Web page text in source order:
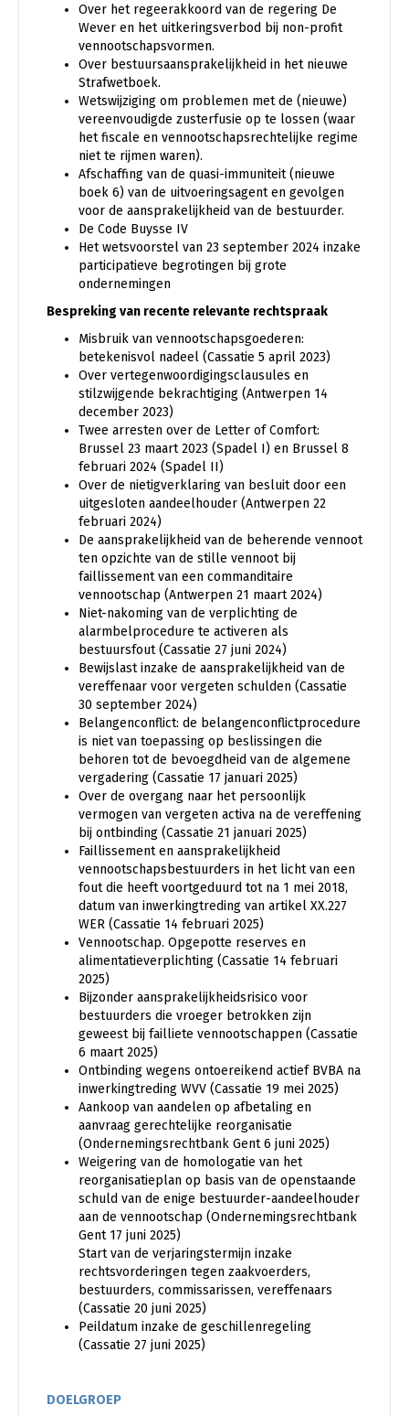
Over het regeerakkoord van de regering De
Wever en het uitkeringsverbod bij non-profit
vennootschapsvormen.
Over bestuursaansprakelijkheid in het nieuwe
Strafwetboek.
Wetswijziging om problemen met de (nieuwe)
vereenvoudigde zusterfusie op te lossen (waar
het fiscale en vennootschapsrechtelijke regime
niet te rijmen waren).
Afschaffing van de quasi-immuniteit (nieuwe
boek 6) van de uitvoeringsagent en gevolgen
voor de aansprakelijkheid van de bestuurder.
De Code Buysse IV
Het wetsvoorstel van 23 september 2024 inzake
participatieve begrotingen bij grote
ondernemingen
Bespreking van recente relevante rechtspraak
Misbruik van vennootschapsgoederen:
betekenisvol nadeel (Cassatie 5 april 2023)
Over vertegenwoordigingsclausules en
stilzwijgende bekrachtiging (Antwerpen 14
december 2023)
Twee arresten over de Letter of Comfort:
Brussel 23 maart 2023 (Spadel I) en Brussel 8
februari 2024 (Spadel II)
Over de nietigverklaring van besluit door een
uitgesloten aandeelhouder (Antwerpen 22
februari 2024)
De aansprakelijkheid van de beherende vennoot
ten opzichte van de stille vennoot bij
faillissement van een commanditaire
vennootschap (Antwerpen 21 maart 2024)
Niet-nakoming van de verplichting de
alarmbelprocedure te activeren als
bestuursfout (Cassatie 27 juni 2024)
Bewijslast inzake de aansprakelijkheid van de
vereffenaar voor vergeten schulden (Cassatie
30 september 2024)
Belangenconflict: de belangenconflictprocedure
is niet van toepassing op beslissingen die
behoren tot de bevoegdheid van de algemene
vergadering (Cassatie 17 januari 2025)
Over de overgang naar het persoonlijk
vermogen van vergeten activa na de vereffening
bij ontbinding (Cassatie 21 januari 2025)
Faillissement en aansprakelijkheid
vennootschapsbestuurders in het licht van een
fout die heeft voortgeduurd tot na 1 mei 2018,
datum van inwerkingtreding van artikel XX.227
WER (Cassatie 14 februari 2025)
Vennootschap. Opgepotte reserves en
alimentatieverplichting (Cassatie 14 februari
2025)
Bijzonder aansprakelijkheidsrisico voor
bestuurders die vroeger betrokken zijn
geweest bij failliete vennootschappen (Cassatie
6 maart 2025)
Ontbinding wegens ontoereikend actief BVBA na
inwerkingtreding WVV (Cassatie 19 mei 2025)
Aankoop van aandelen op afbetaling en
aanvraag gerechtelijke reorganisatie
(Ondernemingsrechtbank Gent 6 juni 2025)
Weigering van de homologatie van het
reorganisatieplan op basis van de openstaande
schuld van de enige bestuurder-aandeelhouder
aan de vennootschap (Ondernemingsrechtbank
Gent 17 juni 2025)
Start van de verjaringstermijn inzake
rechtsvorderingen tegen zaakvoerders,
bestuurders, commissarissen, vereffenaars
(Cassatie 20 juni 2025)
Peildatum inzake de geschillenregeling
(Cassatie 27 juni 2025)
DOELGROEP